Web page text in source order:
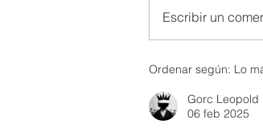
Escribir un
Ordenar según: Lo
Gorc Leopold
06 feb 2025